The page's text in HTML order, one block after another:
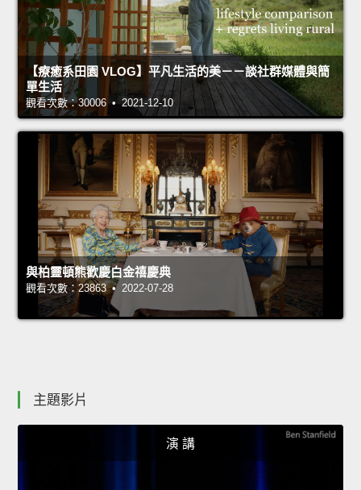
【療癒系田園 VLOG】平凡生活的美－－談社群媒體與簡
單生活
觀看次數：30006 • 2021-12-10
與柏靈頓熊歡慶白金禧慶典
觀看次數：23863 • 2022-07-28
主題影片
演 講